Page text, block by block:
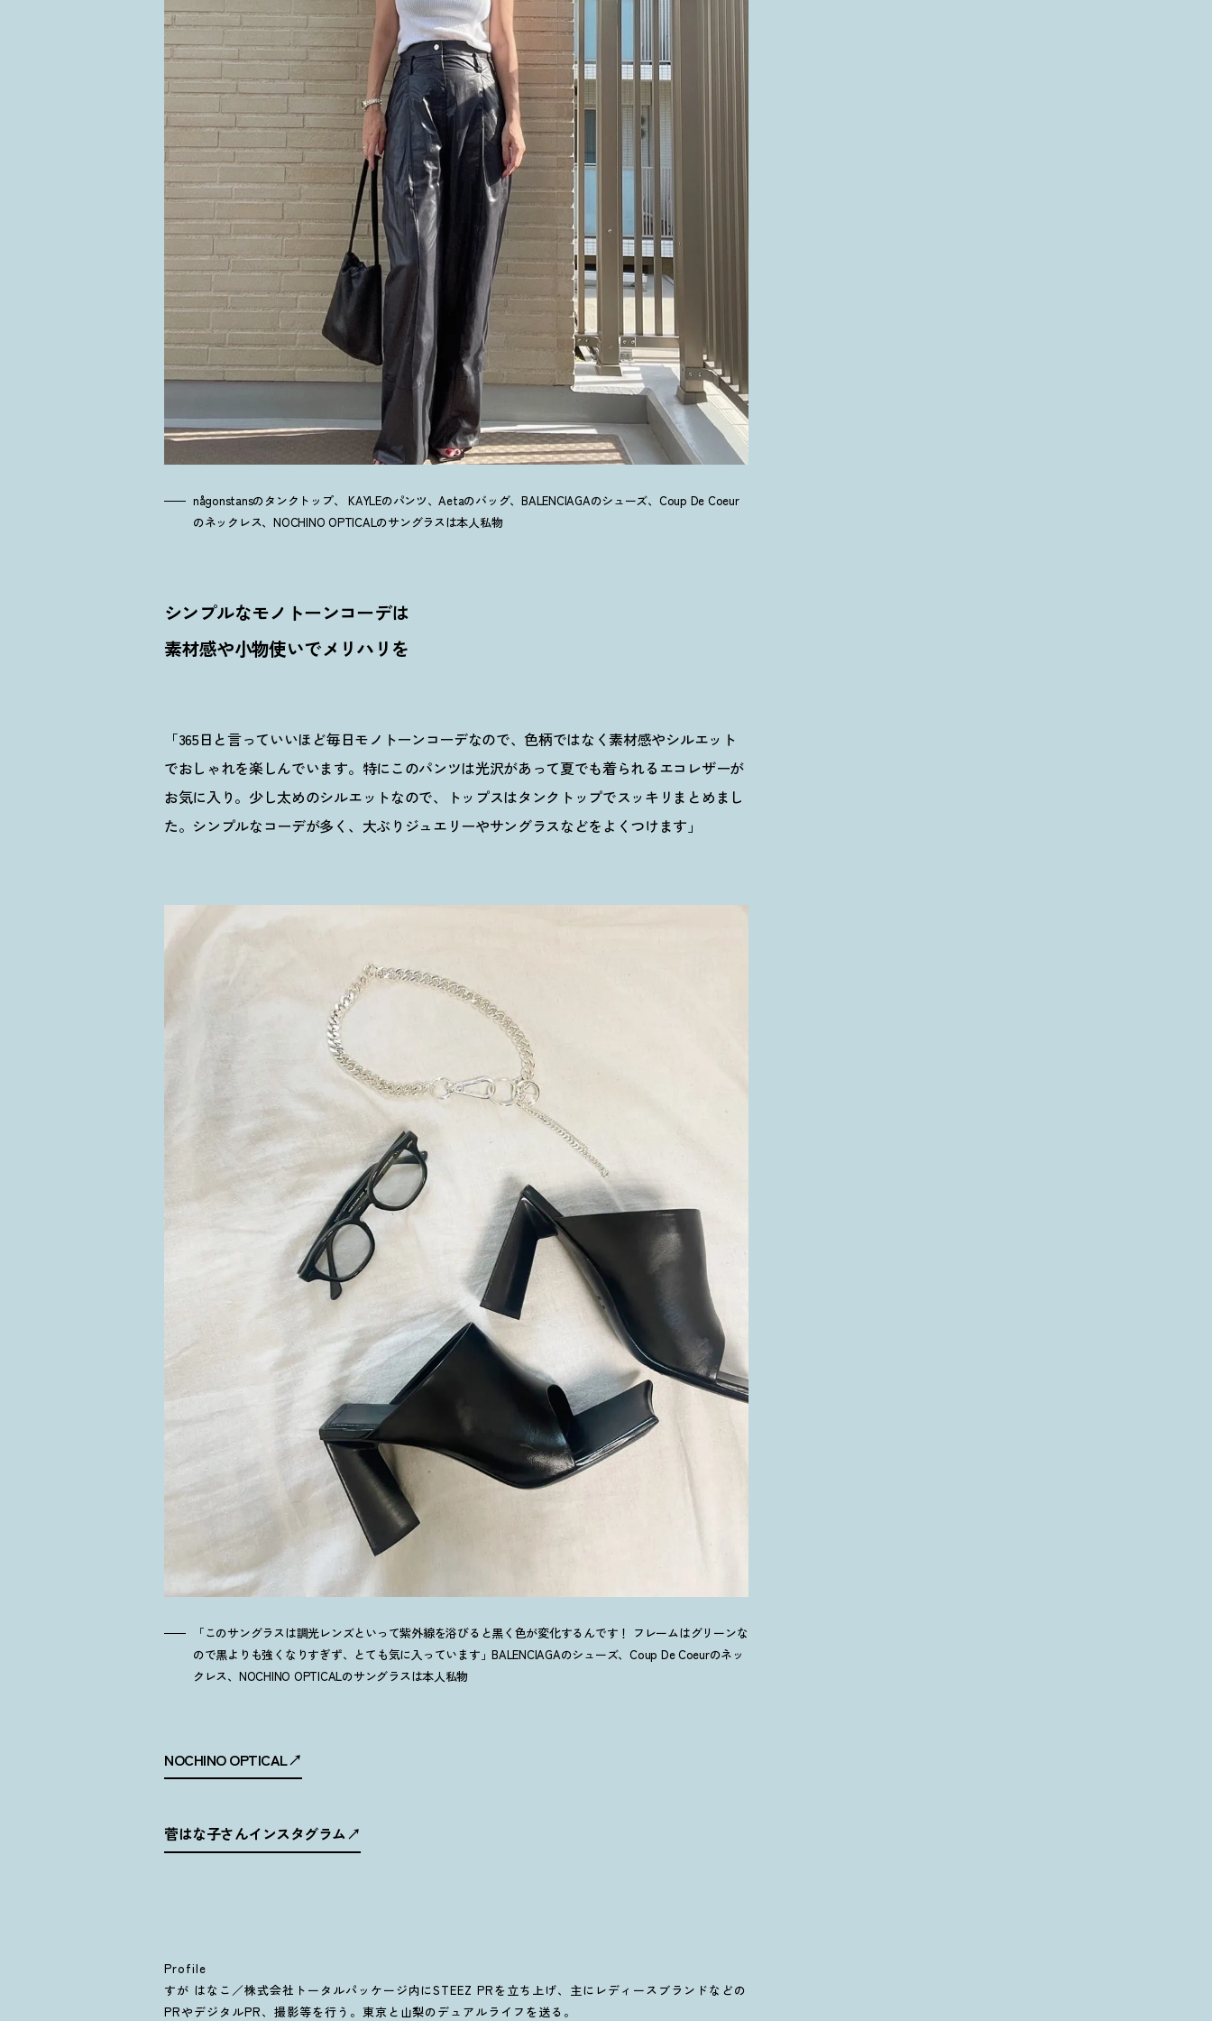
någonstansのタンクトップ、 KAYLEのパンツ、Aetaのバッグ、BALENCIAGAのシューズ、Coup De Coeur
のネックレス、NOCHINO OPTICALのサングラスは本人私物
シンプルなモノトーンコーデは
素材感や小物使いでメリハリを
「365日と言っていいほど毎日モノトーンコーデなので、色柄ではなく素材感やシルエット
でおしゃれを楽しんでいます。特にこのパンツは光沢があって夏でも着られるエコレザーが
お気に入り。少し太めのシルエットなので、トップスはタンクトップでスッキリまとめまし
た。シンプルなコーデが多く、大ぶりジュエリーやサングラスなどをよくつけます」
「このサングラスは調光レンズといって紫外線を浴びると黒く色が変化するんです ！ フレームはグリーンな
ので黒よりも強くなりすぎず、とても気に入っています」BALENCIAGAのシューズ、Coup De Coeurのネッ
クレス、NOCHINO OPTICALのサングラスは本人私物
NOCHINO OPTICAL
菅はな子さんインスタグラム
Profile
すが はなこ／株式会社トータルパッケージ内にSTEEZ PRを立ち上げ、主にレディースブランドなどの
PRやデジタルPR、撮影等を行う。東京と山梨のデュアルライフを送る。